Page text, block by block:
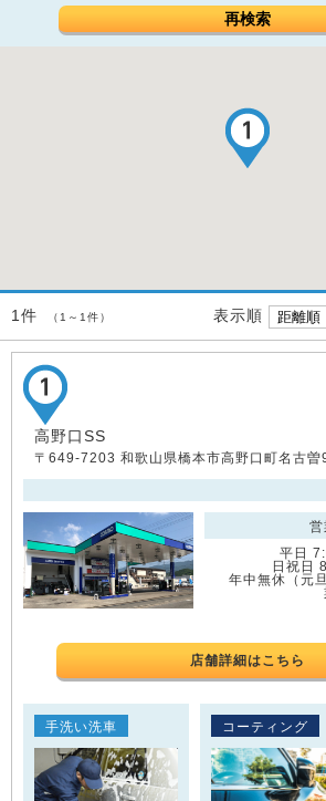
再検索
1件 （1～1件） 表示順
高野口SS
〒649-7203 和歌山県橋本市高野口町名古曽
営
平日
日祝日
年中無休（元
店舗詳細はこちら
手洗い洗車 コーティング